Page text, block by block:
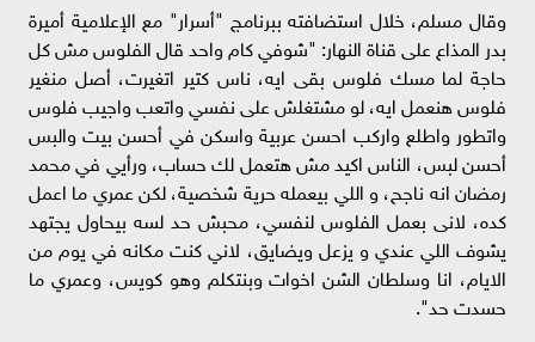
وقال مسلم، خلال استضافته ببرنامج "أسرار" مع الإعلامية أميرة
بدر المذاع على قناة النهار: "شوفي كام واحد قال الفلوس مش كل
حاجة لما مسك فلوس بقى ايه، ناس كتير اتغيرت، أصل منغير
فلوس هنعمل ايه، لو مشتغلش على نفسي واتعب واجيب فلوس
واتطور واطلع واركب احسن عربية واسكن في أحسن بيت والبس
أحسن لبس، الناس اكيد مش هتعمل لك حساب، ورأيي في محمد
رمضان انه ناجح، و اللي بيعمله حرية شخصية، لكن عمري ما اعمل
كده، لانى بعمل الفلوس لنفسي، محبش حد لسه بيحاول يجتهد
يشوف اللي عندي و يزعل ويضايق، لاني كنت مكانه في يوم من
الايام، انا وسلطان الشن اخوات وبنتكلم وهو كويس، وعمري ما
حسدت حد".